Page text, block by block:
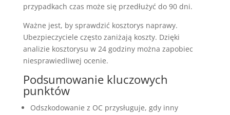
przypadkach czas może się przedłużyć do 90 dni.
Ważne jest, by sprawdzić kosztorys naprawy.
Ubezpieczyciele często zaniżają koszty. Dzięki
analizie kosztorysu w 24 godziny można zapobiec
niesprawiedliwej ocenie.
Podsumowanie kluczowych
punktów
Odszkodowanie z OC przysługuje, gdy inny